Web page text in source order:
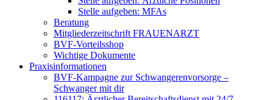
Stelle aufgeben: MFAs
Beratung
Mitgliederzeitschrift FRAUENARZT
BVF-Vorteilsshop
Wichtige Dokumente
Praxisinformationen
BVF-Kampagne zur Schwangerenvorsorge –
Schwanger mit dir